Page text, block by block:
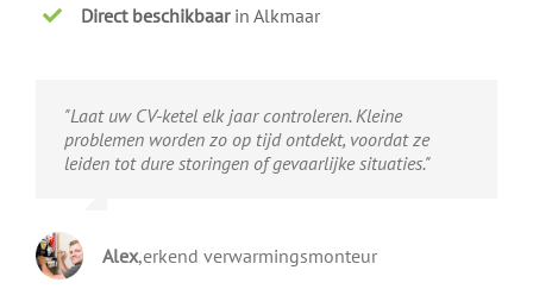
Direct beschikbaarin Alkmaar
"Laat uw CV-ketel elk jaar controleren. Kleine
problemen worden zo op tijd ontdekt, voordat ze
leiden tot dure storingen of gevaarlijke situaties."
Alex,erkend verwarmingsmonteur